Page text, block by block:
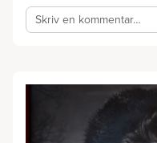
Skriv en kommentar…